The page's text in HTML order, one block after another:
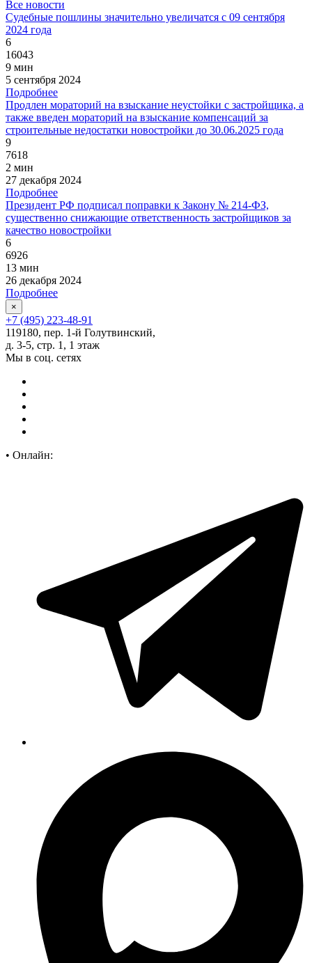
Все новости
Судебные пошлины значительно увеличатся с 09 сентября
2024 года
6
16043
9 мин
5 сентября 2024
Подробнее
Продлен мораторий на взыскание неустойки с застройщика, а
также введен мораторий на взыскание компенсаций за
строительные недостатки новостройки до 30.06.2025 года
9
7618
2 мин
27 декабря 2024
Подробнее
Президент РФ подписал поправки к Закону № 214-ФЗ,
существенно снижающие ответственность застройщиков за
качество новостройки
6
6926
13 мин
26 декабря 2024
Подробнее
×
+7 (495) 223-48-91
119180, пер. 1-й Голутвинский,
д. 3-5, стр. 1, 1 этаж
Мы в соц. сетях
• Онлайн: